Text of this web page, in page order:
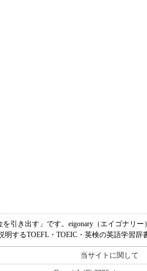
を引き出す」です。eigonary（エイゴナリ
明するTOEFL・TOEIC・英検の英語学習辞
当サイトに関して